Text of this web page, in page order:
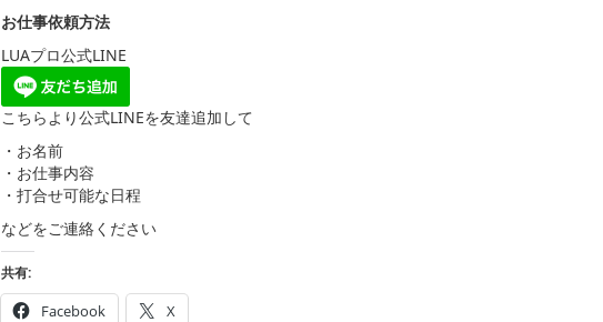
お仕事依頼方法
LUAプロ公式LINE
こちらより公式LINEを友達追加して
・お名前
・お仕事内容
・打合せ可能な日程
などをご連絡ください
共有:
Facebook X